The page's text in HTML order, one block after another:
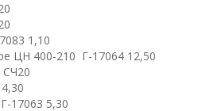
1,10
ЦН 400-210 Г-17064 12,50
СЧ20
17063 5,30